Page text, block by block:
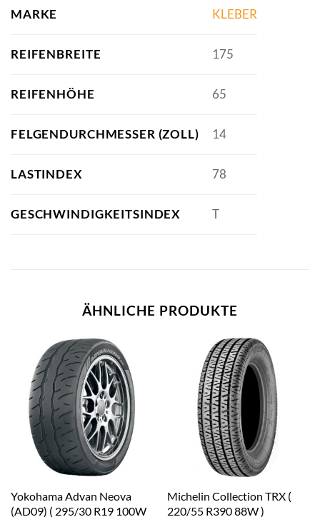
MARKE KLEBER
REIFENBREITE 175
REIFENHÖHE 65
FELGENDURCHMESSER (ZOLL) 14
LASTINDEX 78
GESCHWINDIGKEITSINDEX T
ÄHNLICHE PRODUKTE
Yokohama Advan Neova
(AD09) ( 295/30 R19 100W
Michelin Collection TRX (
220/55 R390 88W )